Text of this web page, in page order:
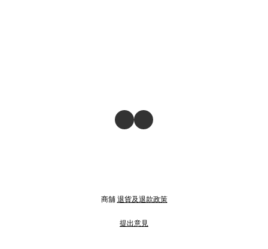
商舖退貨及退款政策
提出意見